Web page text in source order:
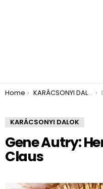
You are here:
Home KARÁCSONYI DALOK
KARÁCSONYI DALOK
Gene Autry:
Claus